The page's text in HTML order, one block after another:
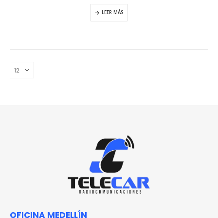
0out of 5
LEER MÁS
OFICINA MEDELLÍN